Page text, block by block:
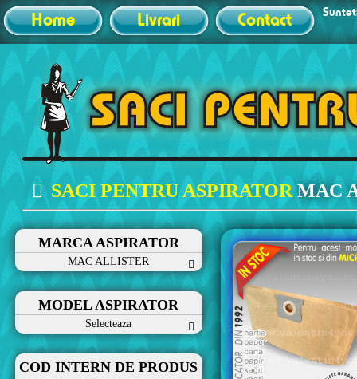
Home Livrari Contact
SACI PENTRU ASPIRATORMAC
MARCA ASPIRATOR
MAC ALLISTER
MODEL ASPIRATOR
Selecteaza
COD INTERN DE PRODUS